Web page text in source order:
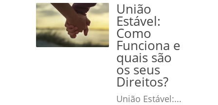
União
Estável:
Como
Funciona e
quais são
os seus
Direitos?
União Estável:...